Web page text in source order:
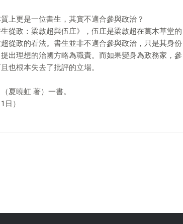
上更是一位書生，其實不適合參與政治？
從政：梁啟超與伍庄》，伍庄是梁啟超在萬木草堂的
從政的看法。書生並非不適合參與政治，只是其身份
出理想的治國方略為職責。而如果變身為政務家，參
也根本失去了批評的立場。
夏曉虹 著）一書。
）